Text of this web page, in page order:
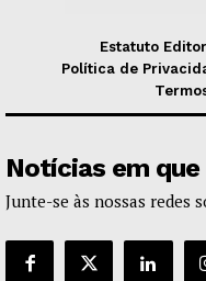
Estatuto
Política de
Notícias em
Junte-se às nossas redes